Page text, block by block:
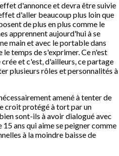
d'annonce et devra être suivie
d'aller beaucoup plus loin que
de plus en plus comme le
apprennent aujourd'hui à se
main et avec le portable dans
temps de s'exprimer. Ce n'est
et c'est, d'ailleurs, ce partage
plusieurs rôles et personnalités à
amené à tenter de
croit protégé à tort par un
sont-ils à avoir dialogué avec
ans qui aime se peigner comme
à la moindre baisse de